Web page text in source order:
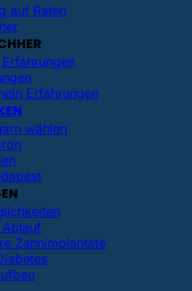
auf Raten
Erfahrungen
wählen
Ablauf
Zahnimplantate